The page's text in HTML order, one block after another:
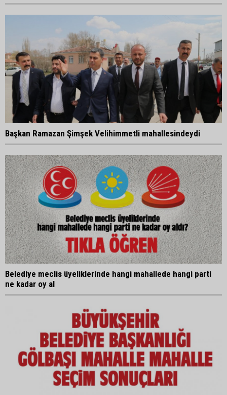
Başkan Ramazan Şimşek Velihimmetli mahallesindeydi
Belediye meclis üyeliklerinde hangi mahallede hangi parti
ne kadar oy al